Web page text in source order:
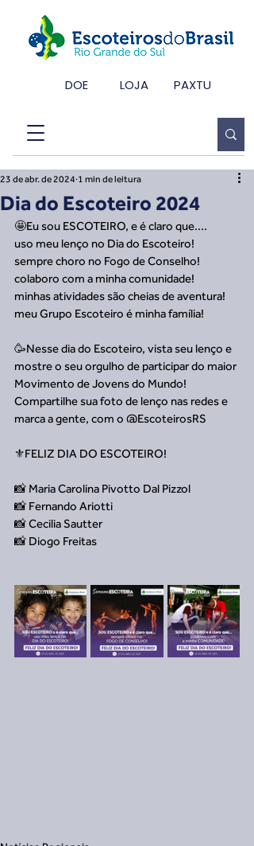
DOE LOJA PAXTU
Dia do Escoteiro 2024
23 de abr. de 2024 1 min de leitura
🤩Eu sou ESCOTEIRO, e é claro que....
uso meu lenço no Dia do Escoteiro!
sempre choro no Fogo de Conselho!
colaboro com a minha comunidade!
minhas atividades são cheias de aventura!
meu Grupo Escoteiro é minha família!
🥳Nesse dia do Escoteiro, vista seu lenço e
mostre o seu orgulho de participar do maior
Movimento de Jovens do Mundo!
Compartilhe sua foto de lenço nas redes e
marca a gente, com o @EscoteirosRS
⚜️FELIZ DIA DO ESCOTEIRO!
📸 Maria Carolina Pivotto Dal Pizzol
📸 Fernando Ariotti
📸 Cecilia Sautter
📸 Diogo Freitas